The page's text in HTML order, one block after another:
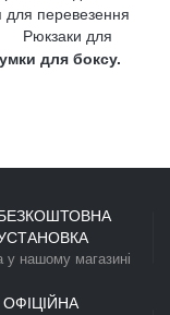
для перевезення
Рюкзаки для
для боксу.
у нашому магазині
ОФІЦІЙНА